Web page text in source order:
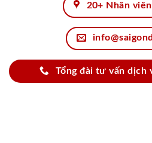
20+ Nhân
Tổng đài tư vấn dịch